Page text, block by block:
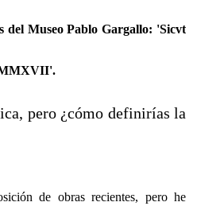
del Museo Pablo Gargallo: 'Sicvt
MMXVII'.
pero ¿cómo definirías la
de obras recientes, pero he